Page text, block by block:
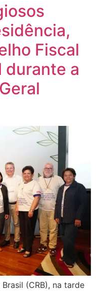
Fiscal
durante a
(CRB), na tarde